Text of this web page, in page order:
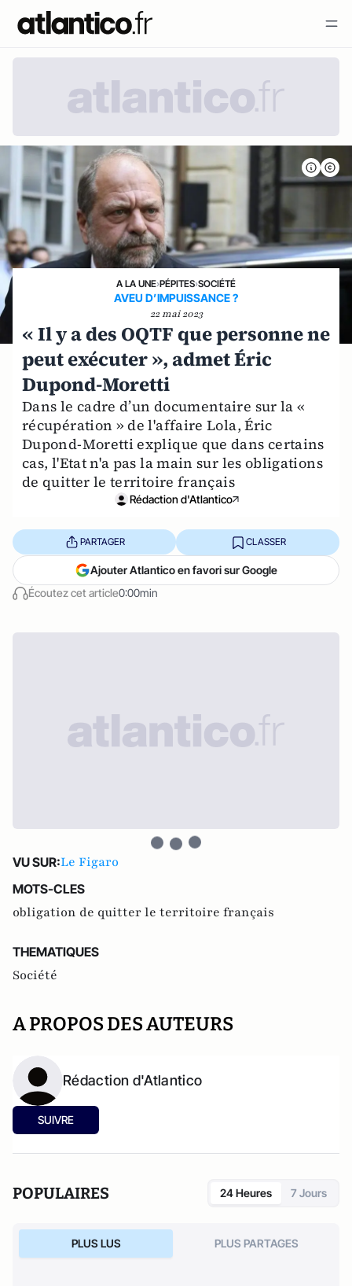
A LA UNE›PÉPITES›SOCIÉTÉ
AVEU D’IMPUISSANCE ?
22 mai 2023
« Il y a des OQTF que personne ne
peut exécuter », admet Éric
Dupond-Moretti
Dans le cadre d’un documentaire sur la «
récupération » de l'affaire Lola, Éric
Dupond-Moretti explique que dans certains
cas, l'Etat n'a pas la main sur les obligations
de quitter le territoire français
Rédaction d'Atlantico
Écoutez cet article0:00min
PARTAGER CLASSER
Ajouter Atlantico en favori sur Google
VU SUR:Le Figaro
MOTS-CLES
obligation de quitter le territoire français
THEMATIQUES
Société
A PROPOS DES AUTEURS
Rédaction d'Atlantico
SUIVRE
POPULAIRES 24 Heures 7 Jours
PLUS LUS PLUS PARTAGES